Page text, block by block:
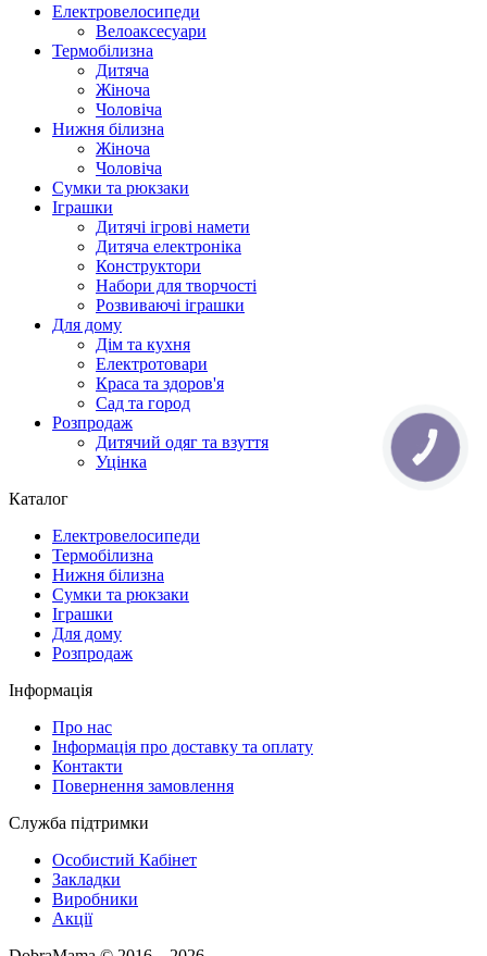
Електровелосипеди
Велоаксесуари
Термобілизна
Дитяча
Жіноча
Чоловіча
Нижня білизна
Жіноча
Чоловіча
Сумки та рюкзаки
Іграшки
Дитячі ігрові намети
Дитяча електроніка
Конструктори
Набори для творчості
Розвиваючі іграшки
Для дому
Дім та кухня
Електротовари
Краса та здоров'я
Сад та город
Розпродаж
Дитячий одяг та взуття
Уцінка
Каталог
Електровелосипеди
Термобілизна
Нижня білизна
Сумки та рюкзаки
Іграшки
Для дому
Розпродаж
Інформація
Про нас
Інформація про доставку та оплату
Контакти
Повернення замовлення
Служба підтримки
Особистий Кабінет
Закладки
Виробники
Акції
КНОПКА
ЗВ'ЯЗКУ